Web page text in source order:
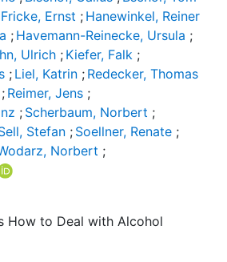
Fricke, Ernst ; Hanewinkel, Reiner
; Havemann-Reinecke, Ursula ;
Ulrich ; Kiefer, Falk ;
; Liel, Katrin ; Redecker, Thomas
; Reimer, Jens ;
; Scherbaum, Norbert ;
Stefan ; Soellner, Renate ;
Norbert ;
How to Deal with Alcohol